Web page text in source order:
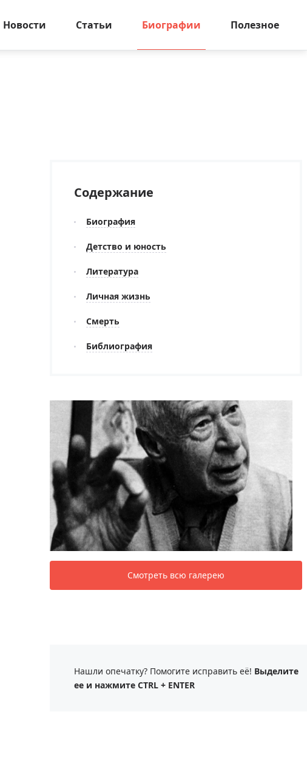
Новости Статьи Биографии Полезное
Содержание
Биография
Детство и юность
Литература
Личная жизнь
Смерть
Библиография
Смотреть всю галерею
Нашли опечатку? Помогите исправить её! Выделите
ее и нажмите CTRL + ENTER